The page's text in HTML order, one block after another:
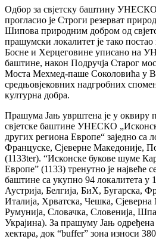
Одбор за свјетску баштину
прогласио је Строги резерват
Шипова природним добром од
прашумски локалитет је тако
Босне и Херцеговине уписано на
баштине, након Подручја Старог
Моста Мехмед-паше Соколовића у
средњовјековних надгробних
културна добра.
Прашума Јањ уврштена je у оквиру
свјетске баштине УНЕСКO
других региона Европе“ заједно са
Француске, Сјеверне Македоније,
(1133ter). “Исконске букове шуме
Европе” (1133) тренутно је највеће
баштине са укупно 94 локалитета у
Аустрија, Белгија, БиХ, Бугарска,
Италија, Хрватска, Чешка,
Румунија, Словачка, Словенија,
Украјина). За прашуму Јањ одређена
хектара, док “buffer” зона износи